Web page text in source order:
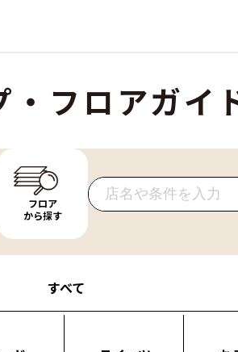
・フロアガイ
フロア
から探す
すべて